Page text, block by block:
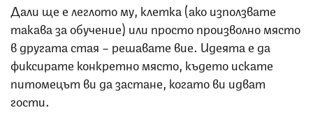
Дали ще е леглото му, клетка (ако използвате
такава за обучение) или просто произволно място
в другата стая – решавате вие. Идеята е да
фиксирате конкретно място, където искате
питомецът ви да застане, когато ви идват
гости.